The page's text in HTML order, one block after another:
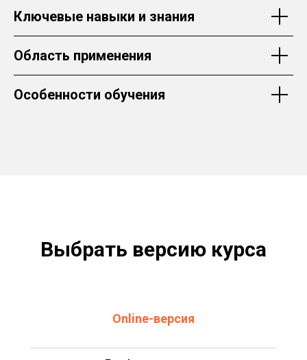
Ключевые навыки и знания
Область применения
Особенности обучения
Выбрать версию курса
Online-версия